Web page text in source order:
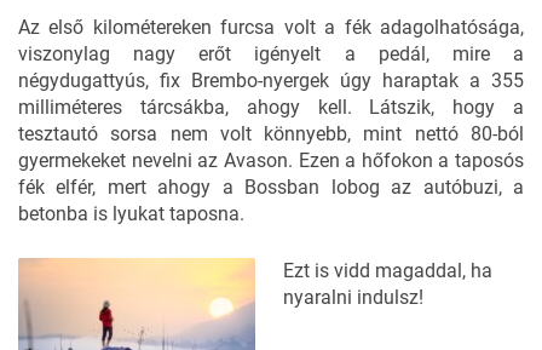
Az első kilométereken furcsa volt a fék adagolhatósága,
viszonylag nagy erőt igényelt a pedál, mire a
négydugattyús, fix Brembo-nyergek úgy haraptak a 355
milliméteres tárcsákba, ahogy kell. Látszik, hogy a
tesztautó sorsa nem volt könnyebb, mint nettó 80-ból
gyermekeket nevelni az Avason. Ezen a hőfokon a taposós
fék elfér, mert ahogy a Bossban lobog az autóbuzi, a
betonba is lyukat taposna.
Ezt is vidd magaddal, ha
nyaralni indulsz!